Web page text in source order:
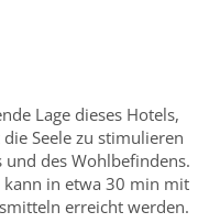
Lage dieses Hotels,
Seele zu stimulieren
des Wohlbefindens.
in etwa 30 min mit
erreicht werden.